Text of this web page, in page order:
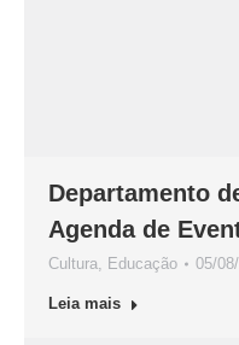
Departamento
Agenda de
Cultura Educação 05/
Leia mais